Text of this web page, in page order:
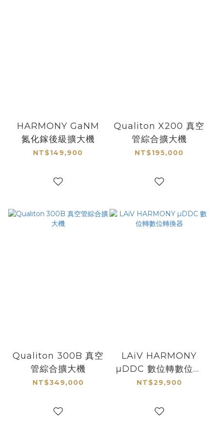
HARMONY GaNM
氮化鎵後級擴大機
NT$149,900
Qualiton X200 真空
管綜合擴大機
NT$195,000
Qualiton 300B 真空
管綜合擴大機
NT$349,000
LAiV HARMONY
µDDC 數位轉數位轉
換器
NT$29,900